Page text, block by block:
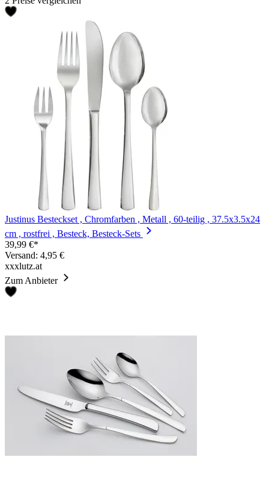
Justinus Besteckset , Chromfarben , Metall , 60-teilig , 37.5x3.5x24
cm , rostfrei , Besteck, Besteck-Sets
39,99 €*
Versand: 4,95 €
xxxlutz.at
Zum Anbieter